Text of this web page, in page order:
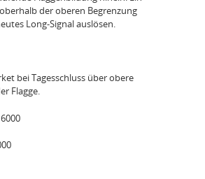
der oberen Begrenzung
Long-Signal auslösen.
bei Tagesschluss über obere
Flagge.